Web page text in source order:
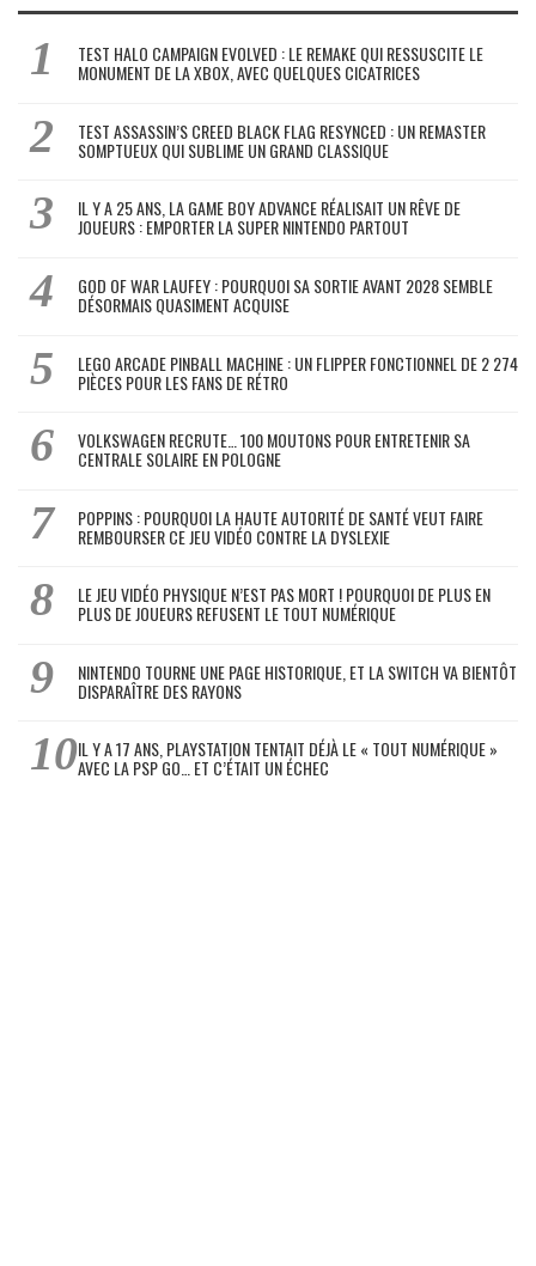
TEST HALO CAMPAIGN EVOLVED : LE REMAKE QUI RESSUSCITE LE
MONUMENT DE LA XBOX, AVEC QUELQUES CICATRICES
TEST ASSASSIN’S CREED BLACK FLAG RESYNCED : UN REMASTER
SOMPTUEUX QUI SUBLIME UN GRAND CLASSIQUE
IL Y A 25 ANS, LA GAME BOY ADVANCE RÉALISAIT UN RÊVE DE
JOUEURS : EMPORTER LA SUPER NINTENDO PARTOUT
GOD OF WAR LAUFEY : POURQUOI SA SORTIE AVANT 2028 SEMBLE
DÉSORMAIS QUASIMENT ACQUISE
LEGO ARCADE PINBALL MACHINE : UN FLIPPER FONCTIONNEL DE 2 274
PIÈCES POUR LES FANS DE RÉTRO
VOLKSWAGEN RECRUTE… 100 MOUTONS POUR ENTRETENIR SA
CENTRALE SOLAIRE EN POLOGNE
POPPINS : POURQUOI LA HAUTE AUTORITÉ DE SANTÉ VEUT FAIRE
REMBOURSER CE JEU VIDÉO CONTRE LA DYSLEXIE
LE JEU VIDÉO PHYSIQUE N’EST PAS MORT ! POURQUOI DE PLUS EN
PLUS DE JOUEURS REFUSENT LE TOUT NUMÉRIQUE
NINTENDO TOURNE UNE PAGE HISTORIQUE, ET LA SWITCH VA BIENTÔT
DISPARAÎTRE DES RAYONS
IL Y A 17 ANS, PLAYSTATION TENTAIT DÉJÀ LE « TOUT NUMÉRIQUE »
AVEC LA PSP GO… ET C’ÉTAIT UN ÉCHEC